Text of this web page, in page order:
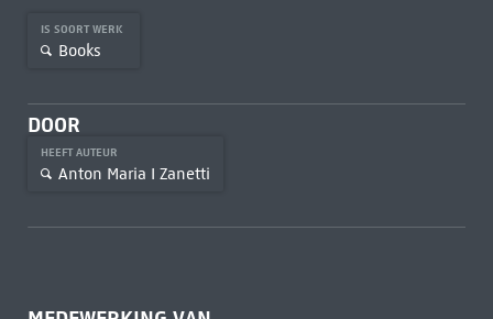
IS SOORT WERK
Books
DOOR
HEEFT AUTEUR
Anton Maria I Zanetti